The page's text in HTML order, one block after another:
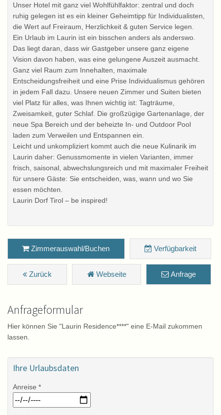
Unser Hotel mit ganz viel Wohlfühlfaktor: zentral und doch
ruhig gelegen ist es ein kleiner Geheimtipp für Individualisten,
die Wert auf Freiraum, Herzlichkeit & guten Service legen.
Ein Urlaub im Laurin ist ein bisschen anders als anderswo.
Das liegt daran, dass wir Gastgeber unsere ganz eigene
Vision davon haben, was eine gelungene Auszeit ausmacht.
Ganz viel Raum zum Innehalten, maximale
Entscheidungsfreiheit und eine Prise Individualismus gehören
in jedem Fall dazu. Unsere neuen Zimmer und Suiten bieten
viel Platz für alles, was Ihnen wichtig ist: Tagträume,
Zweisamkeit, guter Schlaf. Die großzügige Gartenanlage, der
neue Spa Bereich und der beheizte In- und Outdoor Pool
laden zum Verweilen und Entspannen ein.
Leicht und unkompliziert kommt auch die neue Kulinarik im
Laurin daher: Genussmomente in vielen Varianten, immer
frisch, saisonal, abwechslungsreich und mit maximaler Freiheit
für unsere Gäste: Sie entscheiden, was, wann und wo Sie
essen möchten.
Laurin Dorf Tirol – be inspired!
Zimmerauswahl/Buchen Verfügbarkeit
Zurück Webseite Anfrage
Anfrageformular
Hier können Sie "Laurin Residence****" eine E-Mail zukommen
lassen.
Ihre Urlaubsdaten
Anreise *